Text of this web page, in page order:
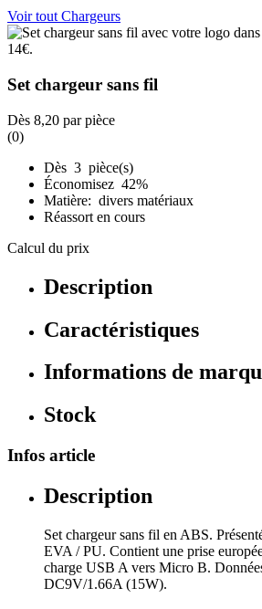
Voir tout Chargeurs
Set chargeur sans fil
Dès 8,20 par pièce
(0)
Dès 3 pièce(s)
Économisez 42%
Matière: divers matériaux
Réassort en cours
Calcul du prix
Description
Caractéristiques
Informations de
Stock
Infos article
Description
Set chargeur sans fil en ABS.
EVA / PU. Contient une prise
charge USB A vers Micro B.
DC9V/1.66A (15W).